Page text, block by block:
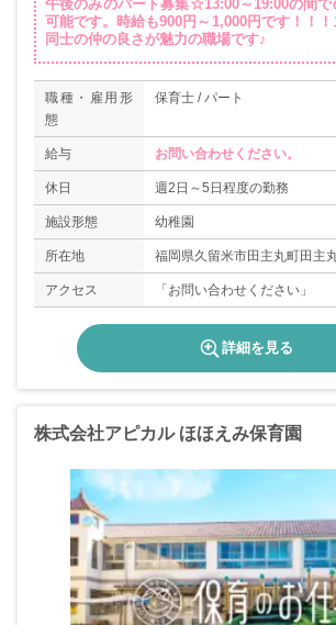
午後のみのパート募集☆13:00～19:00の間で
可能です。時給も900円～1,000円です！！！
同士の仲の良さが魅力の職場です♪
職種・雇用形
態
保育士 / パート
給与 お問い合わせください。
休日 週2日～5日程度の勤務
施設形態 幼稚園
所在地 福岡県久留米市田主丸町田主
アクセス 「お問い合わせください」
詳細を見る
株式会社アピカル ほほえみ保育園